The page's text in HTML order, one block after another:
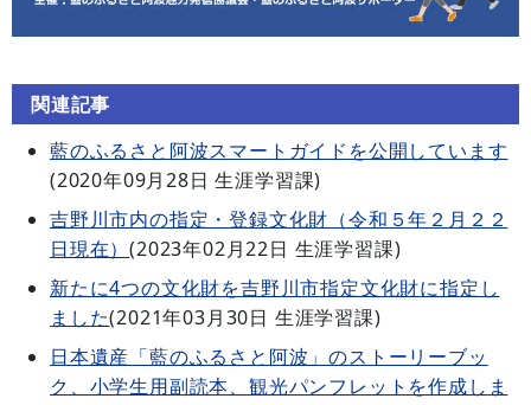
関連記事
藍のふるさと阿波スマートガイドを公開しています
(2020年09月28日 生涯学習課)
吉野川市内の指定・登録文化財（令和５年２月２２
日現在）(2023年02月22日 生涯学習課)
新たに4つの文化財を吉野川市指定文化財に指定し
ました(2021年03月30日 生涯学習課)
日本遺産「藍のふるさと阿波」のストーリーブッ
ク、小学生用副読本、観光パンフレットを作成しま